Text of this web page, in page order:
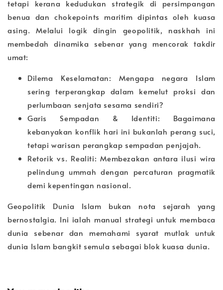
tetapi kerana kedudukan strategik di persimpangan
benua dan chokepoints maritim dipintas oleh kuasa
asing. Melalui logik dingin geopolitik, naskhah ini
membedah dinamika sebenar yang mencorak takdir
umat:
Dilema Keselamatan: Mengapa negara Islam
sering terperangkap dalam kemelut proksi dan
perlumbaan senjata sesama sendiri?
Garis Sempadan & Identiti: Bagaimana
kebanyakan konflik hari ini bukanlah perang suci,
tetapi warisan perangkap sempadan penjajah.
Retorik vs. Realiti: Membezakan antara ilusi wira
pelindung ummah dengan percaturan pragmatik
demi kepentingan nasional.
Geopolitik Dunia Islam bukan nota sejarah yang
bernostalgia. Ini ialah manual strategi untuk membaca
dunia sebenar dan memahami syarat mutlak untuk
dunia Islam bangkit semula sebagai blok kuasa dunia.